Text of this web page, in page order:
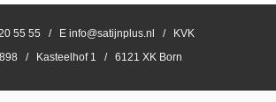
55 55 / E info@satijnplus.nl / KVK
/ Kasteelhof 1 / 6121 XK Born